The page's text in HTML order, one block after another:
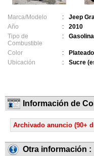
Marca/Modelo :
Jeep
Año
:
2010
Tipo de
Combustible
: Gasolina
Color :
Plateado
Ubicación
: Sucre
Información de
Archivado anuncio (90+
Otra información :